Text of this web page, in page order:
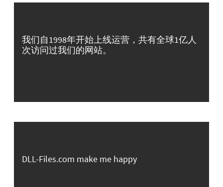
我们自1998年开始上线运营，共有全球1亿人
次访问过我们的网站。
DLL-Files.com make me happy